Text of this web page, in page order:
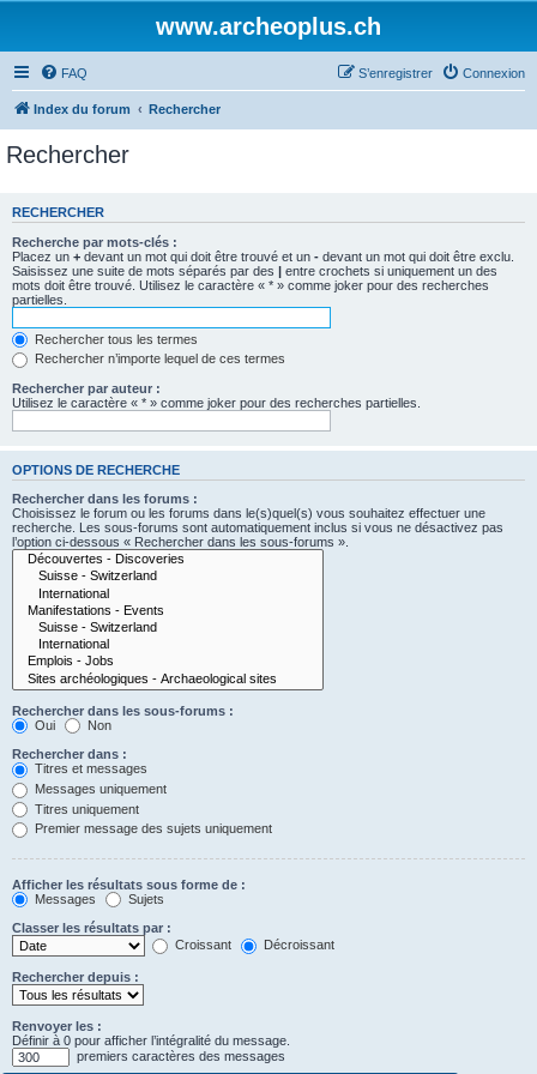
www.archeoplus.ch
FAQ Connexion
S’enregistrer
Index du forum Rechercher
Rechercher
RECHERCHER
Recherche par mots-clés :
Placez un + devant un mot qui doit être trouvé et un - devant un mot qui doit être exclu.
Saisissez une suite de mots séparés par des | entre crochets si uniquement un des
mots doit être trouvé. Utilisez le caractère « * » comme joker pour des recherches
partielles.
Rechercher tous les termes
Rechercher n’importe lequel de ces termes
Rechercher par auteur :
Utilisez le caractère « * » comme joker pour des recherches partielles.
OPTIONS DE RECHERCHE
Rechercher dans les forums :
Choisissez le forum ou les forums dans le(s)quel(s) vous souhaitez effectuer une
recherche. Les sous-forums sont automatiquement inclus si vous ne désactivez pas
l’option ci-dessous « Rechercher dans les sous-forums ».
Rechercher dans les sous-forums :
Oui
Non
Rechercher dans :
Titres et messages
Messages uniquement
Titres uniquement
Premier message des sujets uniquement
Afficher les résultats sous forme de :
Messages
Sujets
Classer les résultats par :
Croissant
Décroissant
Rechercher depuis :
Renvoyer les :
Définir à 0 pour afficher l’intégralité du message.
premiers caractères des messages